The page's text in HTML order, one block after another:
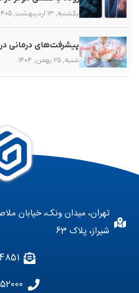
یکشنبه, ۱۳ اردیبهشت, ۱۴۰۵
پیشرفت‌های درمانی
شنبه, ۲۵ بهمن, ۱۴۰۴
تهران، میدان ونک، خیابان
شیراز، پلاک 63